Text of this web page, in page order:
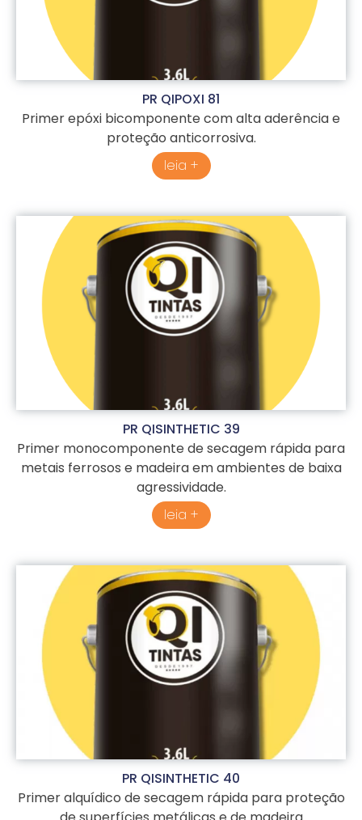
PR QIPOXI 81
Primer epóxi bicomponente com alta aderência e
proteção anticorrosiva.
leia +
PR QISINTHETIC 39
Primer monocomponente de secagem rápida para
metais ferrosos e madeira em ambientes de baixa
agressividade.
leia +
PR QISINTHETIC 40
Primer alquídico de secagem rápida para proteção